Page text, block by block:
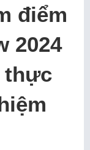
điểm
2024
thực